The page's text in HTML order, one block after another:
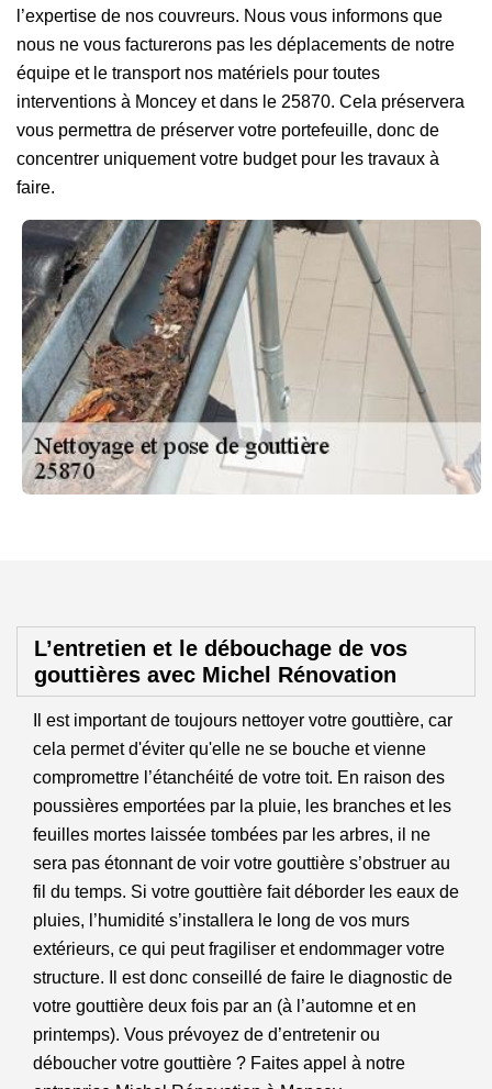
l’expertise de nos couvreurs. Nous vous informons que
nous ne vous facturerons pas les déplacements de notre
équipe et le transport nos matériels pour toutes
interventions à Moncey et dans le 25870. Cela préservera
vous permettra de préserver votre portefeuille, donc de
concentrer uniquement votre budget pour les travaux à
faire.
L’entretien et le débouchage de vos
gouttières avec Michel Rénovation
Il est important de toujours nettoyer votre gouttière, car
cela permet d'éviter qu'elle ne se bouche et vienne
compromettre l’étanchéité de votre toit. En raison des
poussières emportées par la pluie, les branches et les
feuilles mortes laissée tombées par les arbres, il ne
sera pas étonnant de voir votre gouttière s’obstruer au
fil du temps. Si votre gouttière fait déborder les eaux de
pluies, l’humidité s’installera le long de vos murs
extérieurs, ce qui peut fragiliser et endommager votre
structure. Il est donc conseillé de faire le diagnostic de
votre gouttière deux fois par an (à l’automne et en
printemps). Vous prévoyez de d’entretenir ou
déboucher votre gouttière ? Faites appel à notre